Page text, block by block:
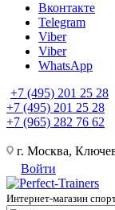
Вконтакте
Telegram
Viber
Viber
WhatsApp
+7 (495) 201 25 28
+7 (495) 201 25 28
+7 (965) 282 76 62
г. Москва,
Войти
Интернет-магазин